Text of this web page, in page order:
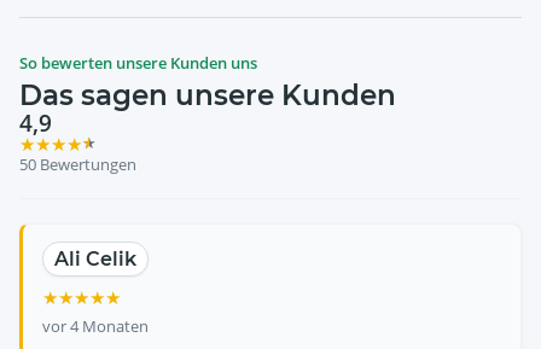
So bewerten unsere Kunden uns
Das sagen unsere Kunden
4,9
★★★★★
50 Bewertungen
EmilP1975
★★★★★
Ali Celik
★★★★★
vor 4 Monaten
Ulrich Hertzsch
★★★★★
Norman John
★★★★★
Susanne Emser
★★★★★